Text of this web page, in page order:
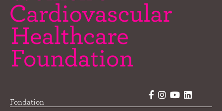
Fondation